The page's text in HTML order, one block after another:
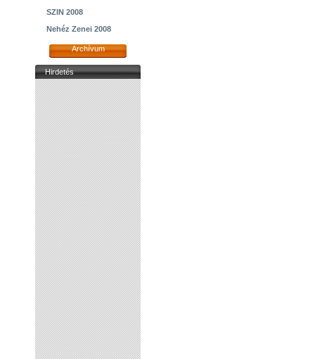
SZIN 2008
Nehéz Zenei 2008
Archívum
Hirdetés